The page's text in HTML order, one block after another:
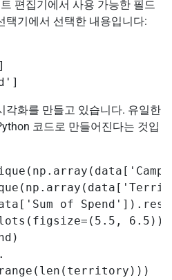
편집기에서 사용 가능한 필드
택기에서 선택한 내용입니다:
각화를 만들고 있습니다. 유일한
코드로 만들어진다는 것입
of
6.5))